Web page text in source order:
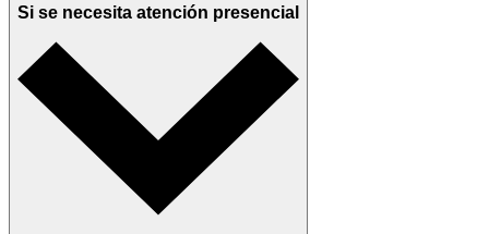
Si se necesita atención presencial